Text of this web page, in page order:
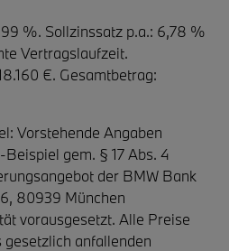
%. Sollzinssatz p.a.: 6,78 %
Vertragslaufzeit.
€. Gesamtbetrag:
Vorstehende Angaben
gem. § 17 Abs. 4
der BMW Bank
80939 München
vorausgesetzt. Alle Preise
anfallenden